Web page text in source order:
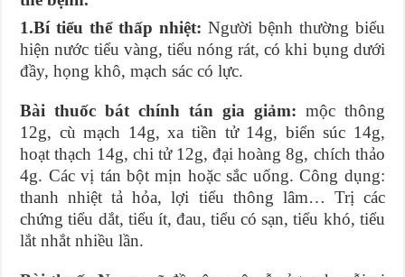
1.Bí tiểu thể thấp nhiệt: Người bệnh thường biểu
hiện nước tiểu vàng, tiểu nóng rát, có khi bụng dưới
đầy, họng khô, mạch sác có lực.
Bài thuốc bát chính tán gia giảm: mộc thông
12g, cù mạch 14g, xa tiền tử 14g, biển súc 14g,
hoạt thạch 14g, chi tử 12g, đại hoàng 8g, chích thảo
4g. Các vị tán bột mịn hoặc sắc uống. Công dụng:
thanh nhiệt tả hỏa, lợi tiểu thông lâm… Trị các
chứng tiểu dắt, tiểu ít, đau, tiểu có sạn, tiểu khó, tiểu
lắt nhắt nhiều lần.